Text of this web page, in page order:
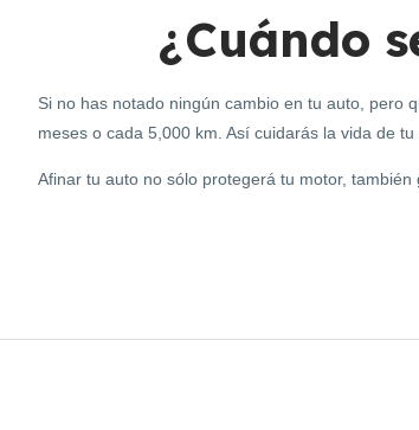
¿Cuándo
Si no has notado ningún cambio en tu auto, pero
meses o cada 5,000 km. Así cuidarás la vida de tu
Afinar tu auto no sólo protegerá tu motor,